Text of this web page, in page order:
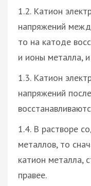
1.2. Катион
напряжений
то на катоде
и ионы металла,
1.3. Катион
напряжений
1.4. В растворе
металлов, то
катион металла,
правее.